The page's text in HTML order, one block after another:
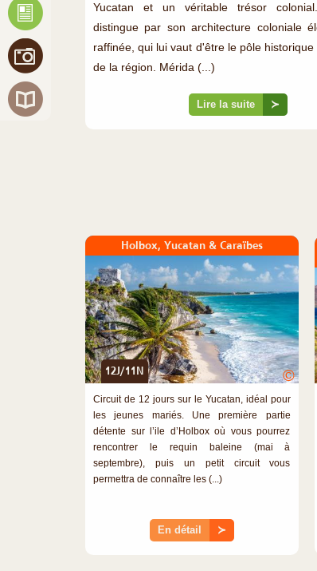
Yucatan et un véritable trésor
distingue par son architecture coloniale
raffinée, qui lui vaut d'être le pôle historique
de la région. Mérida (...)
Lire la suite ≻
Holbox, Yucatan & Caraïbes
12J/11N ©
Circuit de 12 jours sur le Yucatan, idéal pour
les jeunes mariés. Une première partie
détente sur l’ile d’Holbox où vous pourrez
rencontrer le requin baleine (mai à
septembre), puis un petit circuit vous
permettra de connaître les (...)
En détail ≻